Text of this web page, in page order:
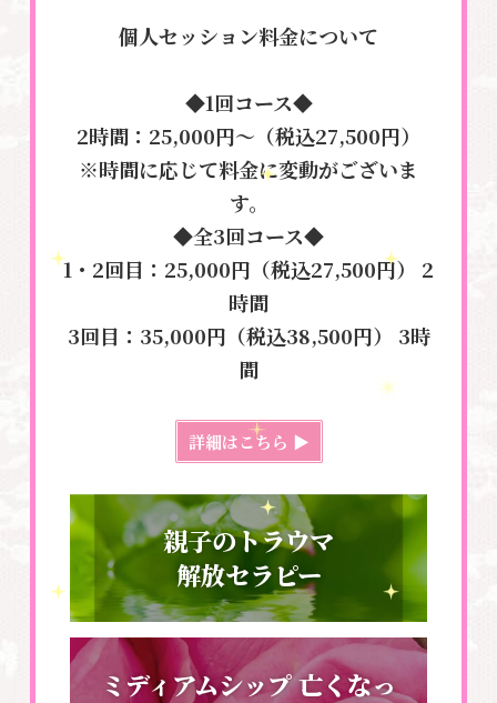
個人セッション料金について
◆1回コース◆
2時間：25,000円～（税込27,500円）
※時間に応じて料金に変動がございま
す。
◆全3回コース◆
1・2回目：25,000円（税込27,500円） 2
時間
3回目：35,000円（税込38,500円） 3時
間
詳細はこちら ▶
親子のトラウマ
解放セラピー
ミディアムシップ 亡くなっ